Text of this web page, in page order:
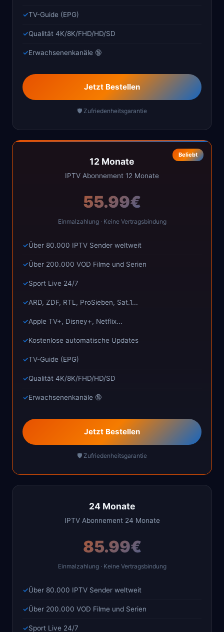
TV-Guide (EPG)
Qualität 4K/8K/FHD/HD/SD
Erwachsenenkanäle 🔞
Jetzt Bestellen
🛡️ Zufriedenheitsgarantie
Beliebt
12 Monate
IPTV Abonnement 12 Monate
55.99€
Einmalzahlung · Keine Vertragsbindung
Über 80.000 IPTV Sender weltweit
Über 200.000 VOD Filme und Serien
Sport Live 24/7
ARD, ZDF, RTL, ProSieben, Sat.1...
Apple TV+, Disney+, Netflix...
Kostenlose automatische Updates
TV-Guide (EPG)
Qualität 4K/8K/FHD/HD/SD
Erwachsenenkanäle 🔞
Jetzt Bestellen
🛡️ Zufriedenheitsgarantie
24 Monate
IPTV Abonnement 24 Monate
85.99€
Einmalzahlung · Keine Vertragsbindung
Über 80.000 IPTV Sender weltweit
Über 200.000 VOD Filme und Serien
Sport Live 24/7